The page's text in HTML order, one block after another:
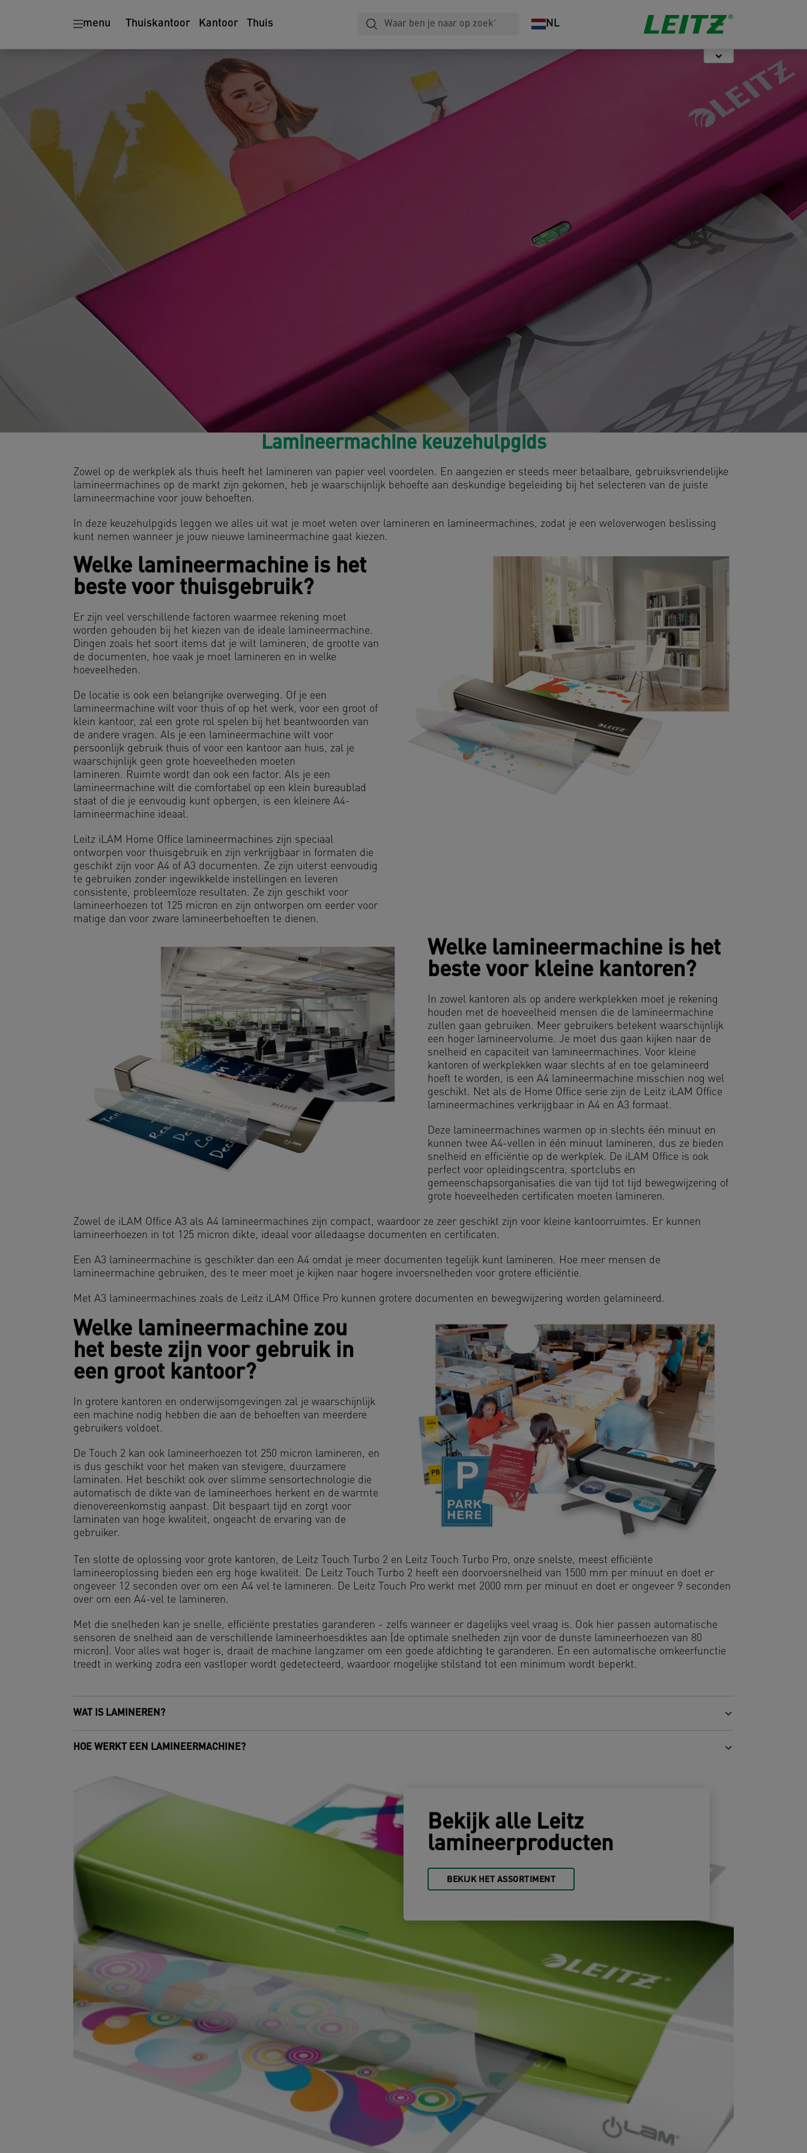
menu Thuiskantoor Kantoor Thuis NL
Nieten &
Perforeren
Lamineermachine keuzehulpgids
Zowel op de werkplek als thuis heeft het lamineren van papier veel voordelen. En aangezien er steeds meer betaalbare, gebruiksvriendelijke
lamineermachines op de markt zijn gekomen, heb je waarschijnlijk behoefte aan deskundige begeleiding bij het selecteren van de juiste
lamineermachine voor jouw behoeften.
In deze keuzehulpgids leggen we alles uit wat je moet weten over lamineren en lamineermachines, zodat je een weloverwogen beslissing
kunt nemen wanneer je jouw nieuwe lamineermachine gaat kiezen.
Welke lamineermachine is het
beste voor thuisgebruik?
Er zijn veel verschillende factoren waarmee rekening moet
worden gehouden bij het kiezen van de ideale lamineermachine.
Dingen zoals het soort items dat je wilt lamineren, de grootte van
de documenten, hoe vaak je moet lamineren en in welke
hoeveelheden.
De locatie is ook een belangrijke overweging. Of je een
lamineermachine wilt voor thuis of op het werk, voor een groot of
klein kantoor, zal een grote rol spelen bij het beantwoorden van
de andere vragen. Als je een lamineermachine wilt voor
persoonlijk gebruik thuis of voor een kantoor aan huis, zal je
waarschijnlijk geen grote hoeveelheden moeten
lamineren. Ruimte wordt dan ook een factor. Als je een
lamineermachine wilt die comfortabel op een klein bureaublad
staat of die je eenvoudig kunt opbergen, is een kleinere A4-
lamineermachine ideaal.
Leitz iLAM Home Office lamineermachines zijn speciaal
ontworpen voor thuisgebruik en zijn verkrijgbaar in formaten die
geschikt zijn voor A4 of A3 documenten. Ze zijn uiterst eenvoudig
te gebruiken zonder ingewikkelde instellingen en leveren
consistente, probleemloze resultaten. Ze zijn geschikt voor
lamineerhoezen tot 125 micron en zijn ontworpen om eerder voor
matige dan voor zware lamineerbehoeften te dienen.
Welke lamineermachine is het
beste voor kleine kantoren?
In zowel kantoren als op andere werkplekken moet je rekening
houden met de hoeveelheid mensen die de lamineermachine
zullen gaan gebruiken. Meer gebruikers betekent waarschijnlijk
een hoger lamineervolume. Je moet dus gaan kijken naar de
snelheid en capaciteit van lamineermachines. Voor kleine
kantoren of werkplekken waar slechts af en toe gelamineerd
hoeft te worden, is een A4 lamineermachine misschien nog wel
geschikt. Net als de Home Office serie zijn de Leitz iLAM Office
lamineermachines verkrijgbaar in A4 en A3 formaat.
Deze lamineermachines warmen op in slechts één minuut en
kunnen twee A4-vellen in één minuut lamineren, dus ze bieden
snelheid en efficiëntie op de werkplek. De iLAM Office is ook
perfect voor opleidingscentra, sportclubs en
gemeenschapsorganisaties die van tijd tot tijd bewegwijzering of
grote hoeveelheden certificaten moeten lamineren.
Zowel de iLAM Office A3 als A4 lamineermachines zijn compact, waardoor ze zeer geschikt zijn voor kleine kantoorruimtes. Er kunnen
lamineerhoezen in tot 125 micron dikte, ideaal voor alledaagse documenten en certificaten.
Een A3 lamineermachine is geschikter dan een A4 omdat je meer documenten tegelijk kunt lamineren. Hoe meer mensen de
lamineermachine gebruiken, des te meer moet je kijken naar hogere invoersnelheden voor grotere efficiëntie.
Met A3 lamineermachines zoals de Leitz iLAM Office Pro kunnen grotere documenten en bewegwijzering worden gelamineerd.
Welke lamineermachine zou
het beste zijn voor gebruik in
een groot kantoor?
In grotere kantoren en onderwijsomgevingen zal je waarschijnlijk
een machine nodig hebben die aan de behoeften van meerdere
gebruikers voldoet.
De Touch 2 kan ook lamineerhoezen tot 250 micron lamineren, en
is dus geschikt voor het maken van stevigere, duurzamere
laminaten. Het beschikt ook over slimme sensortechnologie die
automatisch de dikte van de lamineerhoes herkent en de warmte
dienovereenkomstig aanpast. Dit bespaart tijd en zorgt voor
laminaten van hoge kwaliteit, ongeacht de ervaring van de
gebruiker.
Ten slotte de oplossing voor grote kantoren, de Leitz Touch Turbo 2 en Leitz Touch Turbo Pro, onze snelste, meest efficiënte
lamineeroplossing bieden een erg hoge kwaliteit. De Leitz Touch Turbo 2 heeft een doorvoersnelheid van 1500 mm per minuut en doet er
ongeveer 12 seconden over om een A4 vel te lamineren. De Leitz Touch Pro werkt met 2000 mm per minuut en doet er ongeveer 9 seconden
over om een A4-vel te lamineren.
Met die snelheden kan je snelle, efficiënte prestaties garanderen - zelfs wanneer er dagelijks veel vraag is. Ook hier passen automatische
sensoren de snelheid aan de verschillende lamineerhoesdiktes aan (de optimale snelheden zijn voor de dunste lamineerhoezen van 80
micron). Voor alles wat hoger is, draait de machine langzamer om een goede afdichting te garanderen. En een automatische omkeerfunctie
treedt in werking zodra een vastloper wordt gedetecteerd, waardoor mogelijke stilstand tot een minimum wordt beperkt.
WAT IS LAMINEREN?
HOE WERKT EEN LAMINEERMACHINE?
Bekijk alle Leitz
lamineerproducten
BEKIJK HET ASSORTIMENT